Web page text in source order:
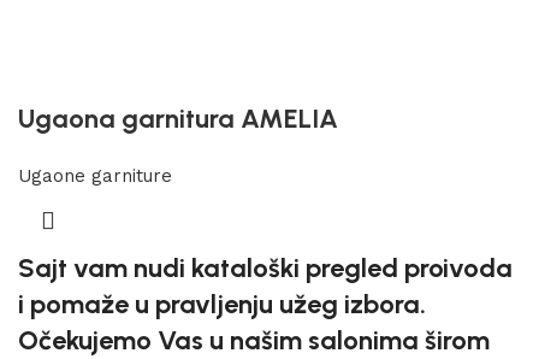
Ugaona garnitura AMELIA
Ugaone garniture
Sajt vam nudi kataloški pregled proivoda
i pomaže u pravljenju užeg izbora.
Očekujemo Vas u našim salonima širom